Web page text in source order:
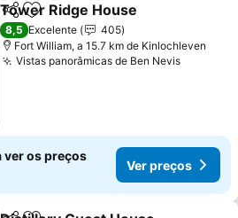
PartilharAdicionar aos favoritos
Tower Ridge House
8,5 Excelente
405
Fort William, a 15.7 km de Kinlochleven
Vistas panorâmicas de Ben Nevis
ver os preços
Ver preços